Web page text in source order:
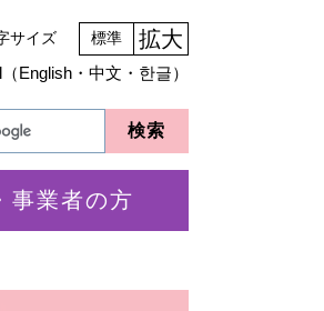
サイズ 標準 拡大
English・中文・한글）
事業者の方